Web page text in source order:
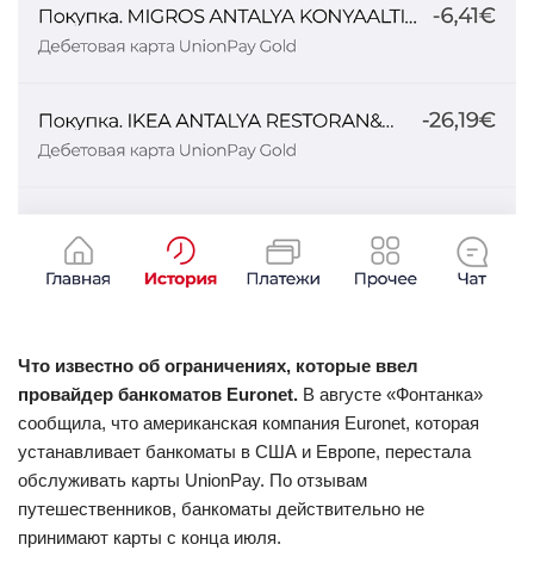
Что известно об ограничениях, которые ввел
провайдер банкоматов Euronet. В августе «Фонтанка»
сообщила, что американская компания Euronet, которая
устанавливает банкоматы в США и Европе, перестала
обслуживать карты UnionPay. По отзывам
путешественников, банкоматы действительно не
принимают карты с конца июля.